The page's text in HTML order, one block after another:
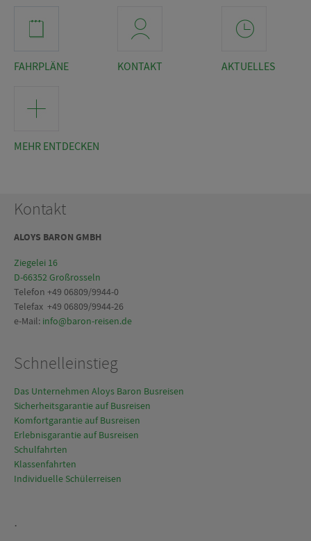
FAHRPLÄNE KONTAKT AKTUELLES
MEHR ENTDECKEN
Kontakt
ALOYS BARON GMBH
Ziegelei 16
D-66352 Großrosseln
Telefon +49 06809/9944-0
Telefax +49 06809/9944-26
e-Mail: info@baron-reisen.de
Schnelleinstieg
Das Unternehmen Aloys Baron Busreisen
Sicherheitsgarantie auf Busreisen
Komfortgarantie auf Busreisen
Erlebnisgarantie auf Busreisen
Schulfahrten
Klassenfahrten
Individuelle Schülerreisen
.